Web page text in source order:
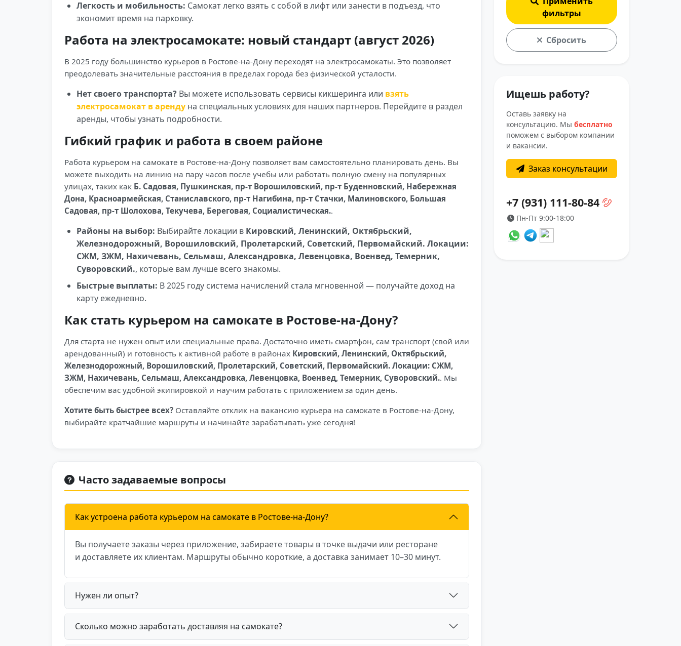
фильтры
Сбросить
Ищешь работу?
Оставь заявку на
консультацию. Мы бесплатно
поможем с выбором компании
и вакансии.
Заказ консультации
+7 (931) 111-80-84
Пн-Пт 9:00-18:00
Легкость и мобильность: Самокат легко взять с собой в лифт или занести в подъезд, что
экономит время на парковку.
Работа на электросамокате: новый стандарт (август 2026)
В 2025 году большинство курьеров в Ростове-на-Дону переходят на электросамокаты. Это позволяет
преодолевать значительные расстояния в пределах города без физической усталости.
Нет своего транспорта? Вы можете использовать сервисы кикшеринга или взять
электросамокат в аренду на специальных условиях для наших партнеров. Перейдите в раздел
аренды, чтобы узнать подробности.
Гибкий график и работа в своем районе
Работа курьером на самокате в Ростове-на-Дону позволяет вам самостоятельно планировать день. Вы
можете выходить на линию на пару часов после учебы или работать полную смену на популярных
улицах, таких как Б. Садовая, Пушкинская, пр-т Ворошиловский, пр-т Буденновский, Набережная
Дона, Красноармейская, Станиславского, пр-т Нагибина, пр-т Стачки, Малиновского, Большая
Садовая, пр-т Шолохова, Текучева, Береговая, Социалистическая..
Районы на выбор: Выбирайте локации в Кировский, Ленинский, Октябрьский,
Железнодорожный, Ворошиловский, Пролетарский, Советский, Первомайский. Локации:
СЖМ, ЗЖМ, Нахичевань, Сельмаш, Александровка, Левенцовка, Военвед, Темерник,
Суворовский., которые вам лучше всего знакомы.
Быстрые выплаты: В 2025 году система начислений стала мгновенной — получайте доход на
карту ежедневно.
Как стать курьером на самокате в Ростове-на-Дону?
Для старта не нужен опыт или специальные права. Достаточно иметь смартфон, сам транспорт (свой или
арендованный) и готовность к активной работе в районах Кировский, Ленинский, Октябрьский,
Железнодорожный, Ворошиловский, Пролетарский, Советский, Первомайский. Локации: СЖМ,
ЗЖМ, Нахичевань, Сельмаш, Александровка, Левенцовка, Военвед, Темерник, Суворовский.. Мы
обеспечим вас удобной экипировкой и научим работать с приложением за один день.
Хотите быть быстрее всех? Оставляйте отклик на вакансию курьера на самокате в Ростове-на-Дону,
выбирайте кратчайшие маршруты и начинайте зарабатывать уже сегодня!
Часто задаваемые вопросы
Как устроена работа курьером на самокате в Ростове-на-Дону?
Вы получаете заказы через приложение, забираете товары в точке выдачи или ресторане
и доставляете их клиентам. Маршруты обычно короткие, а доставка занимает 10–30 минут.
Нужен ли опыт?
Сколько можно заработать доставляя на самокате?